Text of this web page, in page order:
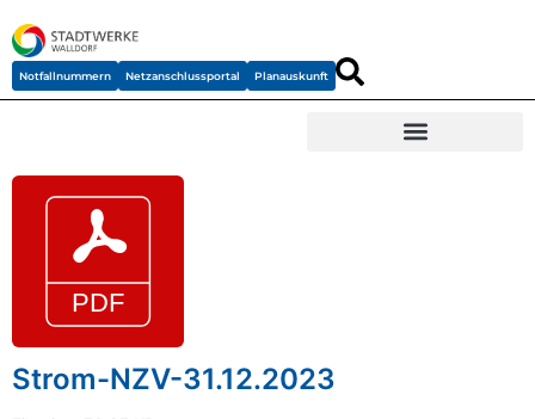
Notfallnummern Netzanschlussportal Planauskunft
Strom-NZV-31.12.2023